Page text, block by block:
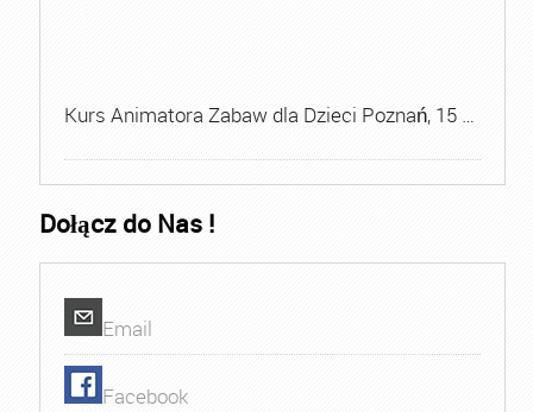
Kurs Animatora Zabaw dla Dzieci Poznań, 15 …
Dołącz do Nas !
Email
Facebook